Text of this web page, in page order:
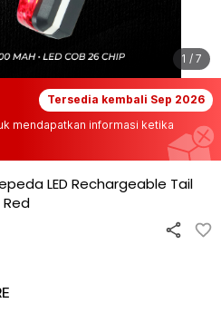
1 / 7
Tersedia kembali Sep 2026
mendapatkan informasi ketika
LED Rechargeable Tail
Red